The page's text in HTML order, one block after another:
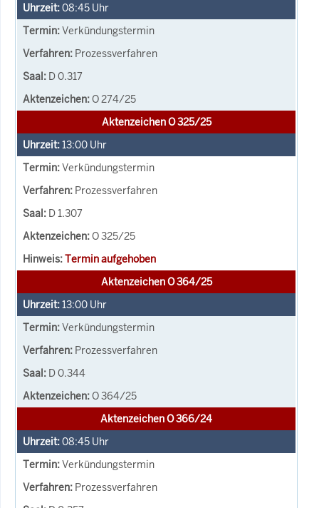
08:45 Uhr
Verkündungstermin
Prozessverfahren
D 0.317
O 274/25
Aktenzeichen O 325/25
13:00 Uhr
Verkündungstermin
Prozessverfahren
D 1.307
O 325/25
Termin aufgehoben
Aktenzeichen O 364/25
13:00 Uhr
Verkündungstermin
Prozessverfahren
D 0.344
O 364/25
Aktenzeichen O 366/24
08:45 Uhr
Verkündungstermin
Prozessverfahren